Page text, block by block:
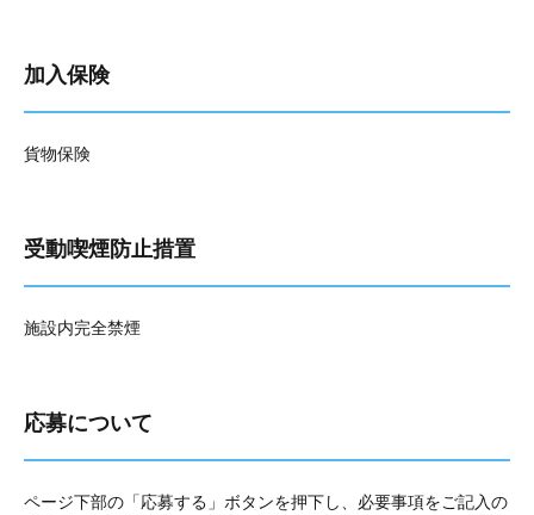
加入保険
貨物保険
受動喫煙防止措置
施設内完全禁煙
応募について
ページ下部の「応募する」ボタンを押下し、必要事項をご記入の